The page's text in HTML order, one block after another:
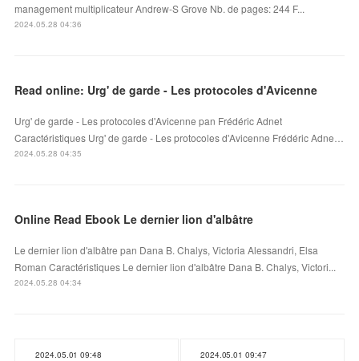
management multiplicateur Andrew-S Grove Nb. de pages: 244 F...
2024.05.28 04:36
Read online: Urg' de garde - Les protocoles d'Avicenne
Urg' de garde - Les protocoles d'Avicenne pan Frédéric Adnet
Caractéristiques Urg' de garde - Les protocoles d'Avicenne Frédéric Adne…
2024.05.28 04:35
Online Read Ebook Le dernier lion d'albâtre
Le dernier lion d'albâtre pan Dana B. Chalys, Victoria Alessandri, Elsa
Roman Caractéristiques Le dernier lion d'albâtre Dana B. Chalys, Victori...
2024.05.28 04:34
2024.05.01 09:48 2024.05.01 09:47